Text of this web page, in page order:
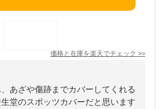
価格と在庫を楽天でチェック >>
あざや傷跡までカバーしてくれる
堂のスポッツカバーだと思います